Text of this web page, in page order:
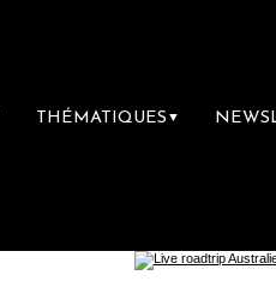
THÉMATIQUES ▼